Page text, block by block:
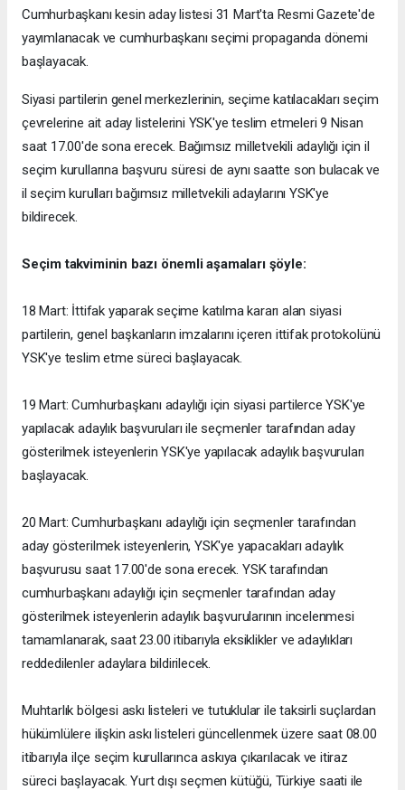
Cumhurbaşkanı kesin aday listesi 31 Mart'ta Resmi Gazete'de
yayımlanacak ve cumhurbaşkanı seçimi propaganda dönemi
başlayacak.
Siyasi partilerin genel merkezlerinin, seçime katılacakları seçim
çevrelerine ait aday listelerini YSK'ye teslim etmeleri 9 Nisan
saat 17.00'de sona erecek. Bağımsız milletvekili adaylığı için il
seçim kurullarına başvuru süresi de aynı saatte son bulacak ve
il seçim kurulları bağımsız milletvekili adaylarını YSK'ye
bildirecek.
Seçim takviminin bazı önemli aşamaları şöyle:
18 Mart: İttifak yaparak seçime katılma kararı alan siyasi
partilerin, genel başkanların imzalarını içeren ittifak protokolünü
YSK'ye teslim etme süreci başlayacak.
19 Mart: Cumhurbaşkanı adaylığı için siyasi partilerce YSK'ye
yapılacak adaylık başvuruları ile seçmenler tarafından aday
gösterilmek isteyenlerin YSK'ye yapılacak adaylık başvuruları
başlayacak.
20 Mart: Cumhurbaşkanı adaylığı için seçmenler tarafından
aday gösterilmek isteyenlerin, YSK'ye yapacakları adaylık
başvurusu saat 17.00'de sona erecek. YSK tarafından
cumhurbaşkanı adaylığı için seçmenler tarafından aday
gösterilmek isteyenlerin adaylık başvurularının incelenmesi
tamamlanarak, saat 23.00 itibarıyla eksiklikler ve adaylıkları
reddedilenler adaylara bildirilecek.
Muhtarlık bölgesi askı listeleri ve tutuklular ile taksirli suçlardan
hükümlülere ilişkin askı listeleri güncellenmek üzere saat 08.00
itibarıyla ilçe seçim kurullarınca askıya çıkarılacak ve itiraz
süreci başlayacak. Yurt dışı seçmen kütüğü, Türkiye saati ile